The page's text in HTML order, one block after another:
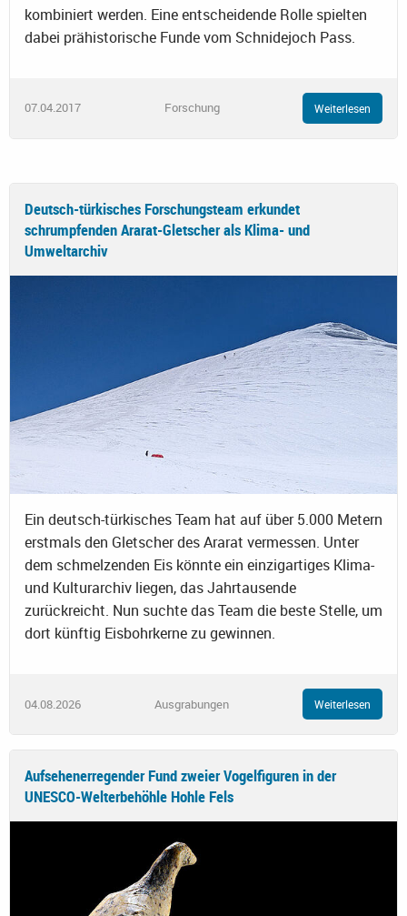
kombiniert werden. Eine entscheidende Rolle spielten
dabei prähistorische Funde vom Schnidejoch Pass.
07.04.2017 Forschung Weiterlesen
Deutsch-türkisches Forschungsteam erkundet
schrumpfenden Ararat-Gletscher als Klima- und
Umweltarchiv
Ein deutsch-türkisches Team hat auf über 5.000 Metern
erstmals den Gletscher des Ararat vermessen. Unter
dem schmelzenden Eis könnte ein einzigartiges Klima-
und Kulturarchiv liegen, das Jahrtausende
zurückreicht. Nun suchte das Team die beste Stelle, um
dort künftig Eisbohrkerne zu gewinnen.
04.08.2026 Ausgrabungen Weiterlesen
Aufsehenerregender Fund zweier Vogelfiguren in der
UNESCO-Welterbehöhle Hohle Fels